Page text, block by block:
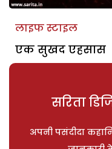
लाइफ स्टाइल
एक सुखद एहसास
सरिता
अपनी पसंदीदा